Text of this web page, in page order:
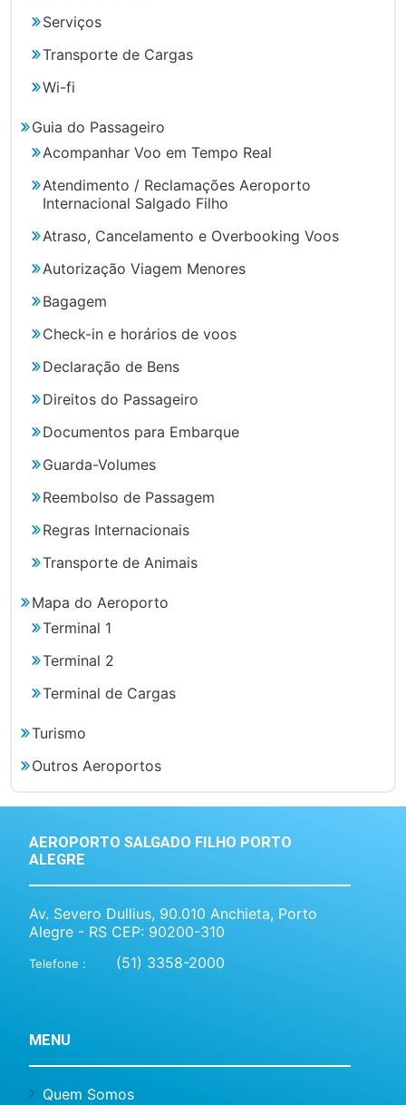
Serviços
Transporte de Cargas
Wi-fi
Guia do Passageiro
Acompanhar Voo em Tempo Real
Atendimento / Reclamações Aeroporto
Internacional Salgado Filho
Atraso, Cancelamento e Overbooking Voos
Autorização Viagem Menores
Bagagem
Check-in e horários de voos
Declaração de Bens
Direitos do Passageiro
Documentos para Embarque
Guarda-Volumes
Reembolso de Passagem
Regras Internacionais
Transporte de Animais
Mapa do Aeroporto
Terminal 1
Terminal 2
Terminal de Cargas
Turismo
Outros Aeroportos
AEROPORTO SALGADO FILHO PORTO
ALEGRE
Av. Severo Dullius, 90.010 Anchieta, Porto
Alegre - RS CEP: 90200-310
Telefone : (51) 3358-2000
MENU
Quem Somos